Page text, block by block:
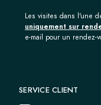
Les visites dans l'une
uniquement sur
e-mail pour un rendez-
SERVICE CLIENT